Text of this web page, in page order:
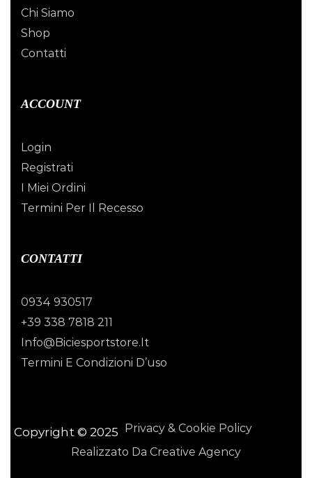
Chi Siamo
Shop
Contatti
ACCOUNT
Login
Registrati
I Miei Ordini
Termini Per Il Recesso
CONTATTI
0934 930517
+39 338 7818 211
Info@biciesportstore.it
Termini E Condizioni D’uso
Copyright © 2025 Privacy & Cookie Policy
Realizzato Da Creative Agency